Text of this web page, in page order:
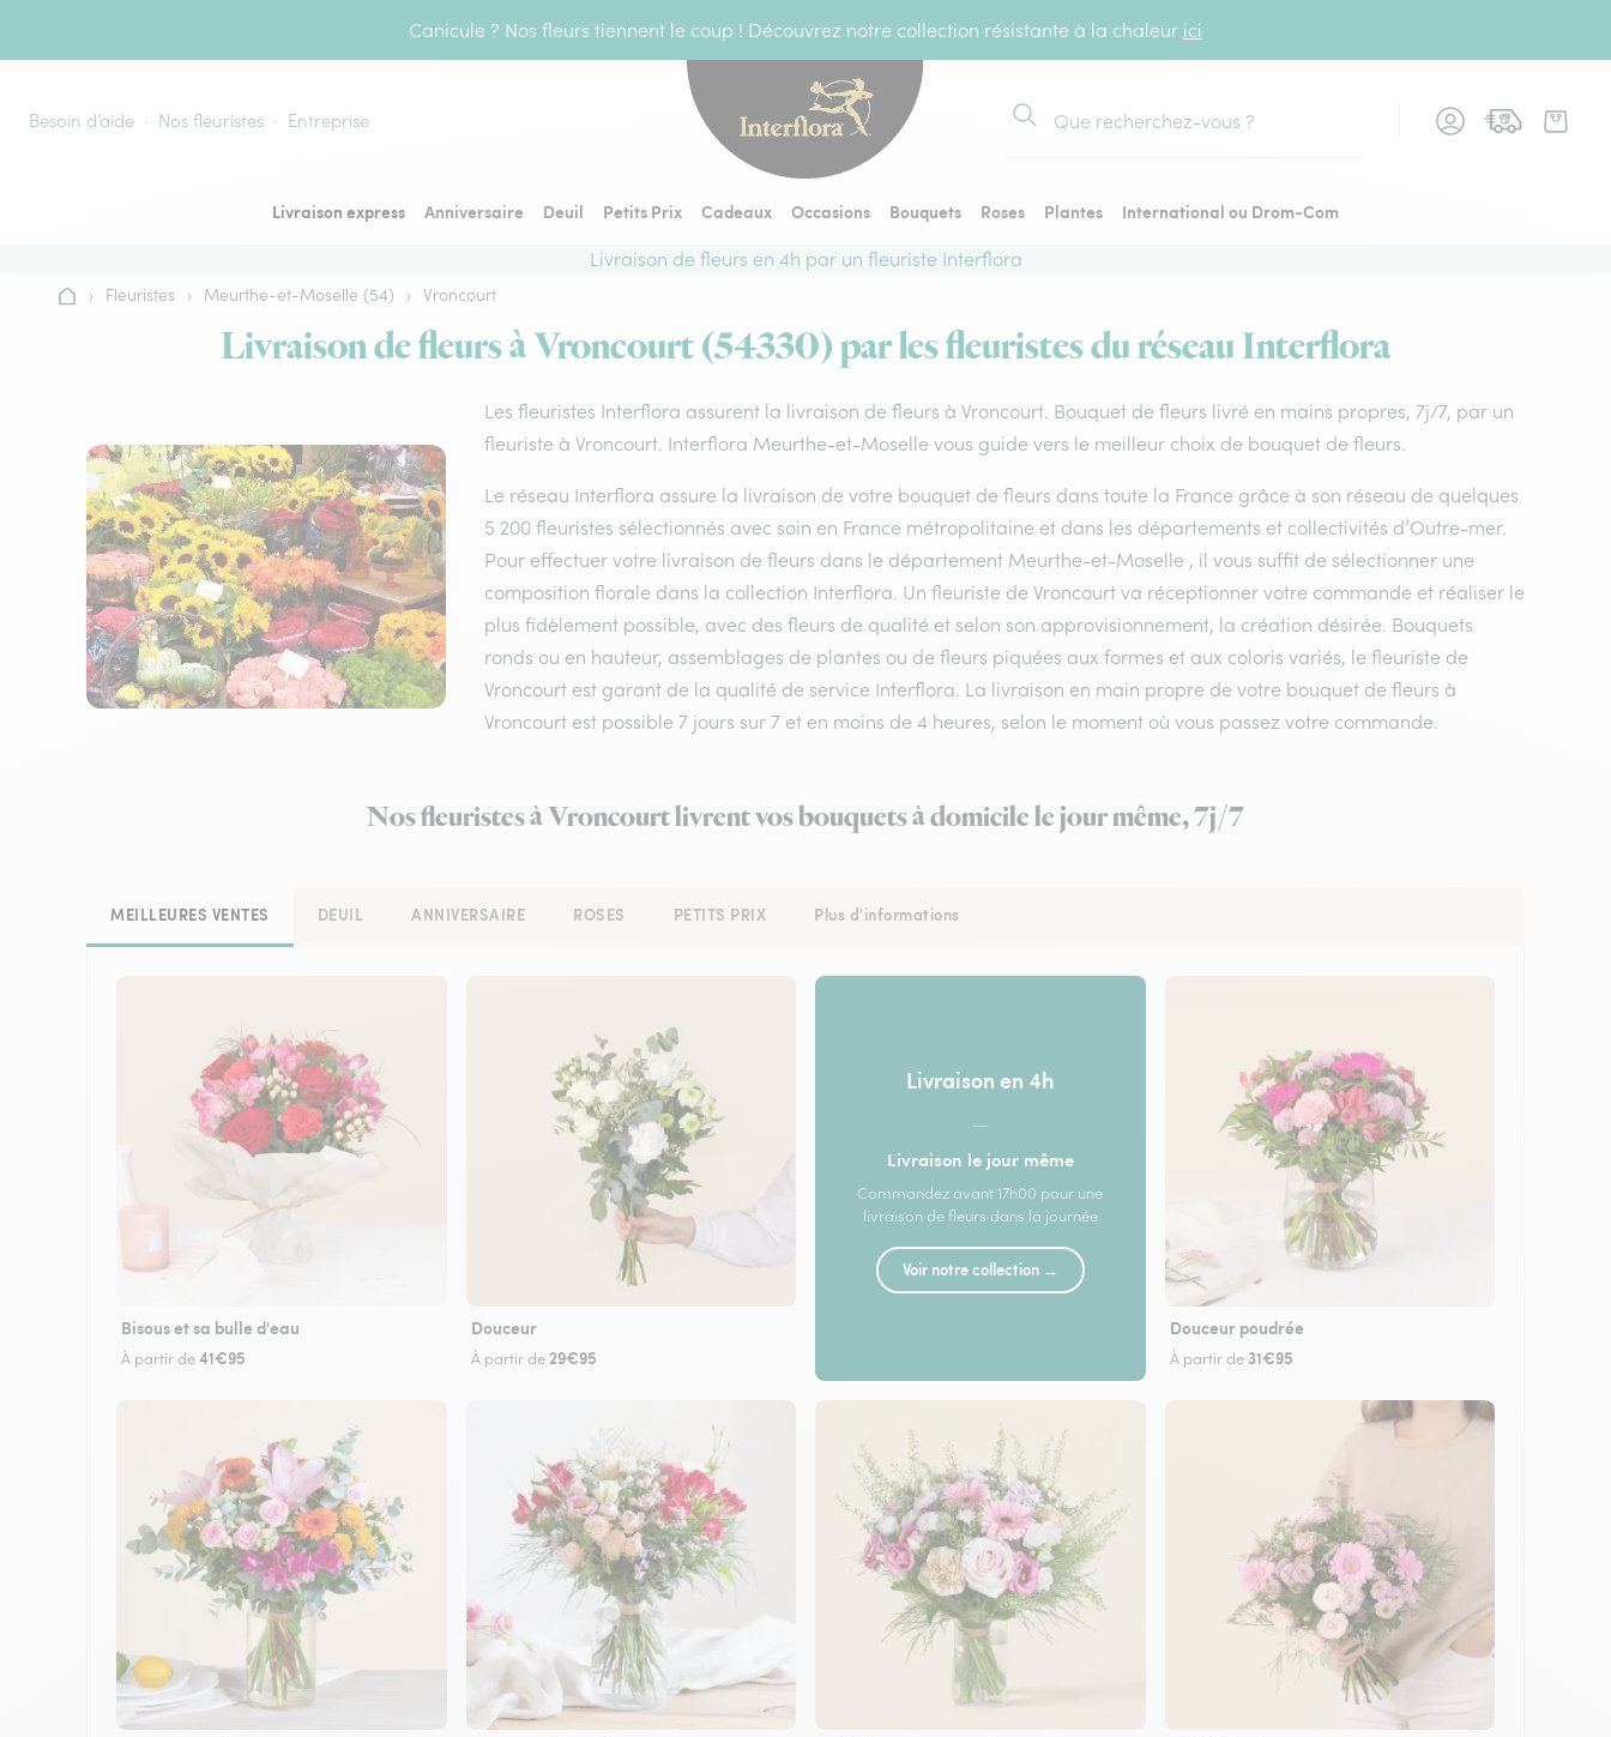
Canicule ? Nos fleurs tiennent le coup ! Découvrez notre collection résistante à la chaleur ici
Besoin d’aide Nos fleuristes Entreprise
Rechercher
Livraison express Anniversaire Deuil Petits Prix Cadeaux Occasions Bouquets Roses Plantes
International ou Drom-Com
Livraison de fleurs en 4h par un fleuriste Interflora
Accueil
› Fleuristes › Meurthe-et-Moselle (54) › Vroncourt
Livraison de fleurs à Vroncourt (54330) par les fleuristes du réseau Interflora
Les fleuristes Interflora assurent la livraison de fleurs à Vroncourt. Bouquet de fleurs livré en mains propres, 7j/7, par un
fleuriste à Vroncourt. Interflora Meurthe-et-Moselle vous guide vers le meilleur choix de bouquet de fleurs.
Le réseau Interflora assure la livraison de votre bouquet de fleurs dans toute la France grâce à son réseau de quelques
5 200 fleuristes sélectionnés avec soin en France métropolitaine et dans les départements et collectivités d’Outre-mer.
Pour effectuer votre livraison de fleurs dans le département Meurthe-et-Moselle , il vous suffit de sélectionner une
composition florale dans la collection Interflora. Un fleuriste de Vroncourt va réceptionner votre commande et réaliser le
plus fidèlement possible, avec des fleurs de qualité et selon son approvisionnement, la création désirée. Bouquets
ronds ou en hauteur, assemblages de plantes ou de fleurs piquées aux formes et aux coloris variés, le fleuriste de
Vroncourt est garant de la qualité de service Interflora. La livraison en main propre de votre bouquet de fleurs à
Vroncourt est possible 7 jours sur 7 et en moins de 4 heures, selon le moment où vous passez votre commande.
Nos fleuristes à Vroncourt livrent vos bouquets à domicile le jour même, 7j/7
MEILLEURES VENTES DEUIL ANNIVERSAIRE ROSES PETITS PRIX Plus d'informations
Bisous et sa bulle d'eau
À partir de41€95
Douceur
À partir de 29€95
Livraison en 4h
—
Livraison le jour même
Commandez avant 17h00 pour une
livraison de fleurs dans la journée
Voir notre collection →
Douceur poudrée
À partir de 31€95